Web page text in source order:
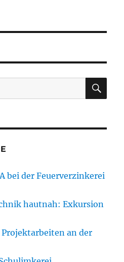
bei der Feuerverzinkerei
hautnah: Exkursion
an der